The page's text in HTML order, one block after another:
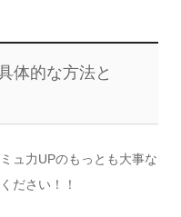
体的な方法と
ュ力UPのもっとも大事な
ださい！！